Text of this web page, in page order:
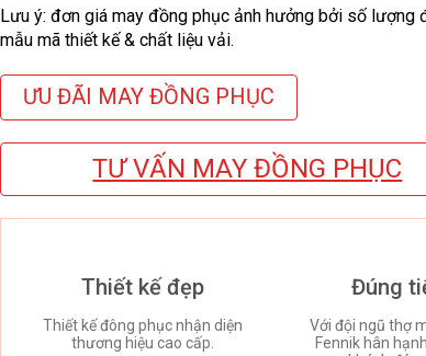
Lưu ý: đơn giá may đồng phục ảnh hưởng bởi số lượng
mẫu mã thiết kế & chất liệu vải.
ƯU ĐÃI MAY ĐỒNG PHỤC
TƯ VẤN MAY ĐỒNG PHỤC
Thiết kế đẹp
Thiết kế đông phục nhận diện
thương hiệu cao cấp.
Đúng
Với đội ngũ thợ
Fennik hân